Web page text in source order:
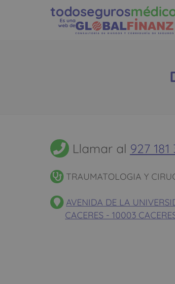
todoseguros
Es una
web de
Llamar al 927 181
TRAUMATOLOGIA Y
AVENIDA DE LA
CACERES - 10003